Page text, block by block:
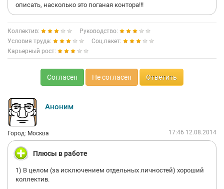
описать, насколько это поганая контора!!!
Коллектив:
Руководство:
Условия труда:
Соц.пакет:
Карьерный рост:
Согласен Не согласен Ответить
Аноним
Город: Москва 17:46 12.08.2014
Плюсы в работе
1) В целом (за исключением отдельных личностей) хороший
коллектив.